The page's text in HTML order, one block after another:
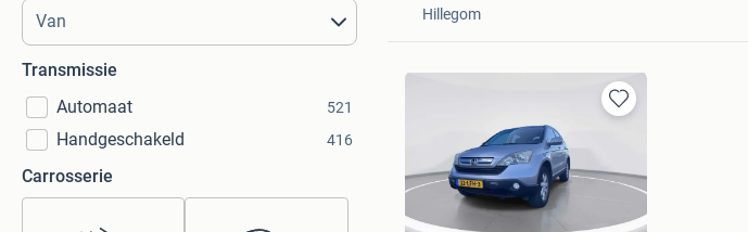
Transmissie
Automaat
521
Handgeschakeld 416
Carrosserie
Hillegom
Bewaren
Favorieten
Troostwijk Auctions